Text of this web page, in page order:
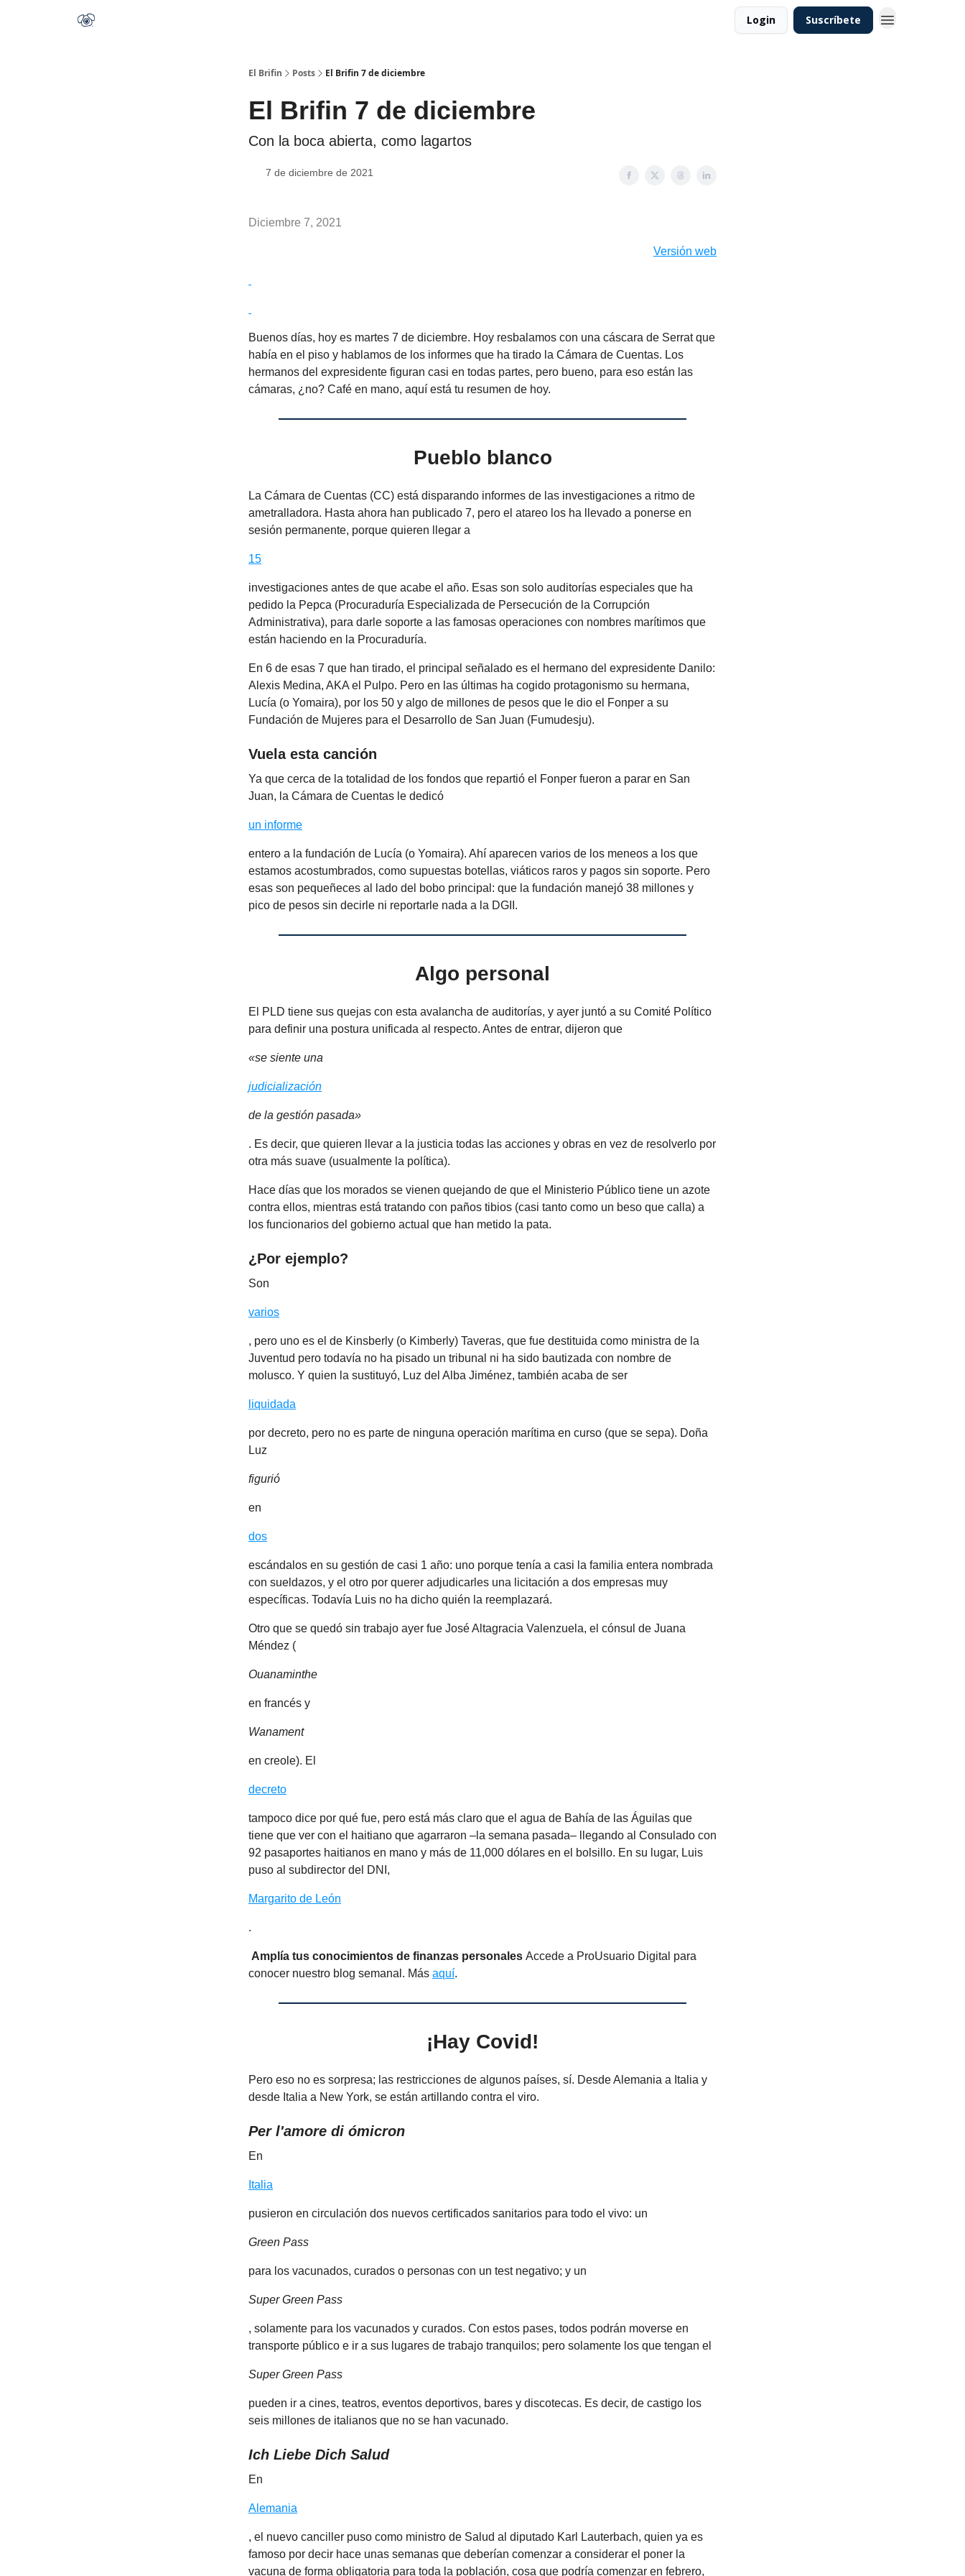
Login Suscríbete
El Brifin Posts El Brifin 7 de diciembre
El Brifin 7 de diciembre
Con la boca abierta, como lagartos
7 de diciembre de 2021
Diciembre 7, 2021
Versión web
Buenos días, hoy es martes 7 de diciembre. Hoy resbalamos con una cáscara de Serrat que
había en el piso y hablamos de los informes que ha tirado la Cámara de Cuentas. Los
hermanos del expresidente figuran casi en todas partes, pero bueno, para eso están las
cámaras, ¿no? Café en mano, aquí está tu resumen de hoy.
Pueblo blanco
La Cámara de Cuentas (CC) está disparando informes de las investigaciones a ritmo de
ametralladora. Hasta ahora han publicado 7, pero el atareo los ha llevado a ponerse en
sesión permanente, porque quieren llegar a
15
investigaciones antes de que acabe el año. Esas son solo auditorías especiales que ha
pedido la Pepca (Procuraduría Especializada de Persecución de la Corrupción
Administrativa), para darle soporte a las famosas operaciones con nombres marítimos que
están haciendo en la Procuraduría.
En 6 de esas 7 que han tirado, el principal señalado es el hermano del expresidente Danilo:
Alexis Medina, AKA el Pulpo. Pero en las últimas ha cogido protagonismo su hermana,
Lucía (o Yomaira), por los 50 y algo de millones de pesos que le dio el Fonper a su
Fundación de Mujeres para el Desarrollo de San Juan (Fumudesju).
Vuela esta canción
Ya que cerca de la totalidad de los fondos que repartió el Fonper fueron a parar en San
Juan, la Cámara de Cuentas le dedicó
un informe
entero a la fundación de Lucía (o Yomaira). Ahí aparecen varios de los meneos a los que
estamos acostumbrados, como supuestas botellas, viáticos raros y pagos sin soporte. Pero
esas son pequeñeces al lado del bobo principal: que la fundación manejó 38 millones y
pico de pesos sin decirle ni reportarle nada a la DGII.
Algo personal
El PLD tiene sus quejas con esta avalancha de auditorías, y ayer juntó a su Comité Político
para definir una postura unificada al respecto. Antes de entrar, dijeron que
«se siente una
judicialización
de la gestión pasada»
. Es decir, que quieren llevar a la justicia todas las acciones y obras en vez de resolverlo por
otra más suave (usualmente la política).
Hace días que los morados se vienen quejando de que el Ministerio Público tiene un azote
contra ellos, mientras está tratando con paños tibios (casi tanto como un beso que calla) a
los funcionarios del gobierno actual que han metido la pata.
¿Por ejemplo?
Son
varios
, pero uno es el de Kinsberly (o Kimberly) Taveras, que fue destituida como ministra de la
Juventud pero todavía no ha pisado un tribunal ni ha sido bautizada con nombre de
molusco. Y quien la sustituyó, Luz del Alba Jiménez, también acaba de ser
liquidada
por decreto, pero no es parte de ninguna operación marítima en curso (que se sepa). Doña
Luz
figurió
en
dos
escándalos en su gestión de casi 1 año: uno porque tenía a casi la familia entera nombrada
con sueldazos, y el otro por querer adjudicarles una licitación a dos empresas muy
específicas. Todavía Luis no ha dicho quién la reemplazará.
Otro que se quedó sin trabajo ayer fue José Altagracia Valenzuela, el cónsul de Juana
Méndez (
Ouanaminthe
en francés y
Wanament
en creole). El
decreto
tampoco dice por qué fue, pero está más claro que el agua de Bahía de las Águilas que
tiene que ver con el haitiano que agarraron –la semana pasada– llegando al Consulado con
92 pasaportes haitianos en mano y más de 11,000 dólares en el bolsillo. En su lugar, Luis
puso al subdirector del DNI,
Margarito de León
.
Amplía tus conocimientos de finanzas personales Accede a ProUsuario Digital para
conocer nuestro blog semanal. Más aquí.
¡Hay Covid!
Pero eso no es sorpresa; las restricciones de algunos países, sí. Desde Alemania a Italia y
desde Italia a New York, se están artillando contra el viro.
Per l'amore di ómicron
En
Italia
pusieron en circulación dos nuevos certificados sanitarios para todo el vivo: un
Green Pass
para los vacunados, curados o personas con un test negativo; y un
Super Green Pass
, solamente para los vacunados y curados. Con estos pases, todos podrán moverse en
transporte público e ir a sus lugares de trabajo tranquilos; pero solamente los que tengan el
Super Green Pass
pueden ir a cines, teatros, eventos deportivos, bares y discotecas. Es decir, de castigo los
seis millones de italianos que no se han vacunado.
Ich Liebe Dich Salud
En
Alemania
, el nuevo canciller puso como ministro de Salud al diputado Karl Lauterbach, quien ya es
famoso por decir hace unas semanas que deberían comenzar a considerar el poner la
vacuna de forma obligatoria para toda la población, cosa que podría comenzar en febrero,